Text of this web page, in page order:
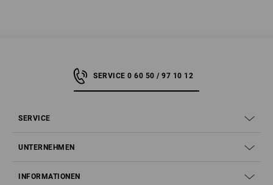
SERVICE 0 60 50 / 97 10 12
SERVICE
UNTERNEHMEN
INFORMATIONEN